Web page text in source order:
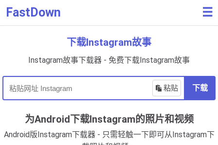
FastDown ☰
下载Instagram故事
Instagram故事下载器 - 免费下载Instagram故事
粘贴 下载
为Android下载Instagram的照片和视频
Android版Instagram下载器 - 只需轻触一下即可从Instagram下